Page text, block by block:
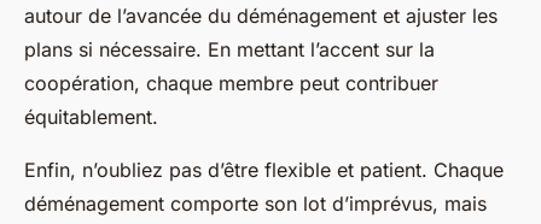
autour de l’avancée du déménagement et ajuster les
plans si nécessaire. En mettant l’accent sur la
coopération, chaque membre peut contribuer
équitablement.
Enfin, n’oubliez pas d’être flexible et patient. Chaque
déménagement comporte son lot d’imprévus, mais